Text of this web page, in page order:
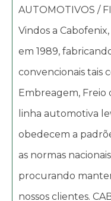
AUTOMOTIVOS /
Vindos a
em 1989,
convencionais tais
Embreagem, Freio
linha automotiva
obedecem a
as normas
procurando
nossos clientes.